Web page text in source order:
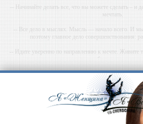
-- Начинайте делать все, что вы можете сделать – и
мечтать.
-- Все дело в мыслях. Мысль — начало всего. И
поэтому главное дело совершенствования:
-- Идите уверенно по направлению к мечте. Живите
-- Самое большое богатство — это ум. Самая
страхов самый пугающий —
-- Лучшее, что можно сделать с хорошим советом,
никогда не бывает полезен никому,
-- Люблю давать советы и очень не